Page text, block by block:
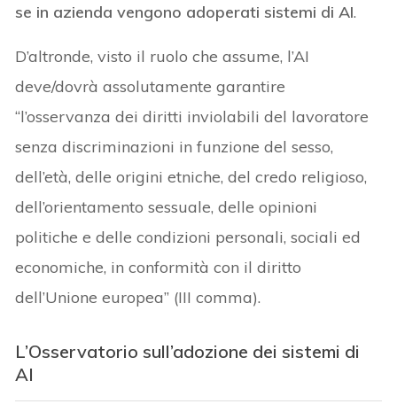
se in azienda vengono adoperati sistemi di AI.
D’altronde, visto il ruolo che assume, l’AI
deve/dovrà assolutamente garantire
“l’osservanza dei diritti inviolabili del lavoratore
senza discriminazioni in fun­zione del sesso,
dell’età, delle origini etniche, del credo religioso,
dell’orientamento sessuale, delle opinioni
politiche e delle condizioni personali, sociali ed
economiche, in conformità con il diritto
dell’Unione europea” (III comma).
L’Osservatorio sull’adozione dei sistemi di
AI